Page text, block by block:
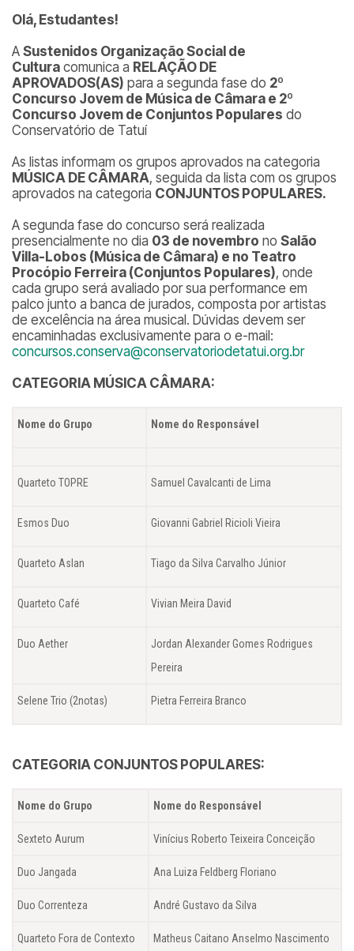
Olá, Estudantes!
A Sustenidos Organização Social de
Cultura comunica a RELAÇÃO DE
APROVADOS(AS) para a segunda fase do 2º
Concurso Jovem de Música de Câmara e 2º
Concurso Jovem de Conjuntos Populares do
Conservatório de Tatuí
As listas informam os grupos aprovados na categoria
MÚSICA DE CÂMARA, seguida da lista com os grupos
aprovados na categoria CONJUNTOS POPULARES.
A segunda fase do concurso será realizada
presencialmente no dia 03 de novembro no Salão
Villa-Lobos (Música de Câmara) e no Teatro
Procópio Ferreira (Conjuntos Populares), onde
cada grupo será avaliado por sua performance em
palco junto a banca de jurados, composta por artistas
de excelência na área musical. Dúvidas devem ser
encaminhadas exclusivamente para o e-mail:
concursos.conserva@conservatoriodetatui.org.br
CATEGORIA MÚSICA CÂMARA:
Nome do Grupo Nome do Responsável
Quarteto TOPRE Samuel Cavalcanti de Lima
Esmos Duo Giovanni Gabriel Ricioli Vieira
Quarteto Aslan Tiago da Silva Carvalho Júnior
Quarteto Café Vivian Meira David
Duo Aether
Jordan Alexander Gomes Rodrigues
Pereira
Selene Trio (2notas) Pietra Ferreira Branco
CATEGORIA CONJUNTOS POPULARES:
Nome do Grupo Nome do Responsável
Sexteto Aurum Vinícius Roberto Teixeira Conceição
Duo Jangada Ana Luiza Feldberg Floriano
Duo Correnteza André Gustavo da Silva
Quarteto Fora de Contexto Matheus Caitano Anselmo Nascimento